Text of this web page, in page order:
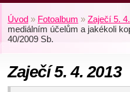
Úvod » Fotoalbum » Zaječí 5.
mediálním účelům a jakékoli
40/2009 Sb.
Zaječí 5. 4. 2013